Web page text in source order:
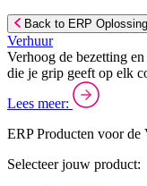
Back to ERP
Verhuur
Verhoog de bezetting
die je grip geeft op elk
Lees meer:
ERP Producten voor de
Selecteer jouw product: